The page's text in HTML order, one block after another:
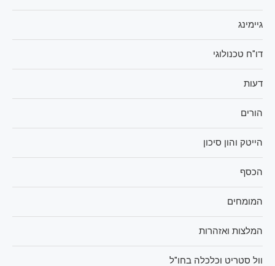
גיימינג
דו"ח טכנולוגי
דעות
הורים
הייטק והון סיכון
הכסף
המומחים
המלצות ואזהרות
וול סטריט וכלכלה בחו"ל